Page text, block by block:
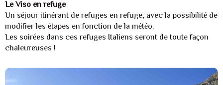
Le Viso en refuge
Un séjour itinérant de refuges en refuge, avec la possibilité de
modifier les étapes en fonction de la météo.
Les soirées dans ces refuges Italiens seront de toute façon
chaleureuses !